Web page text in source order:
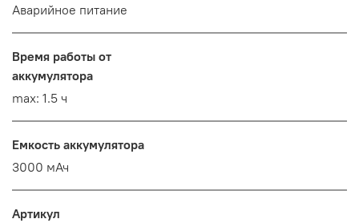
Аварийное питание
Время работы от
аккумулятора
max: 1.5 ч
Емкость аккумулятора
3000 мАч
Артикул